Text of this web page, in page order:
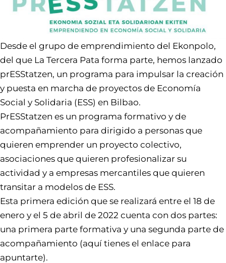
Desde el grupo de emprendimiento del Ekonpolo,
del que La Tercera Pata forma parte, hemos lanzado
prESStatzen, un programa para impulsar la creación
y puesta en marcha de proyectos de Economía
Social y Solidaria (ESS) en Bilbao.
PrESStatzen es un programa formativo y de
acompañamiento para dirigido a personas que
quieren emprender un proyecto colectivo,
asociaciones que quieren profesionalizar su
actividad y a empresas mercantiles que quieren
transitar a modelos de ESS.
Esta primera edición que se realizará entre el 18 de
enero y el 5 de abril de 2022 cuenta con dos partes:
una primera parte formativa y una segunda parte de
acompañamiento (aquí tienes el enlace para
apuntarte).